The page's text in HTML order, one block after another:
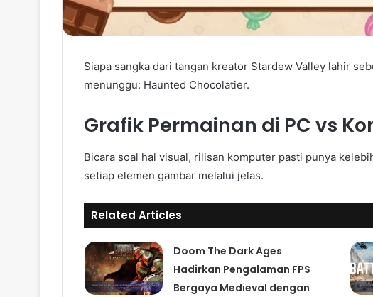
Siapa sangka dari tangan kreator Stardew Valley lahir
menunggu: Haunted Chocolatier.
Grafik Permainan di PC vs
Bicara soal hal visual, rilisan komputer pasti punya
setiap elemen gambar melalui jelas.
Related Articles
Doom The Dark Ages
Hadirkan Pengalaman FPS
Bergaya Medieval dengan